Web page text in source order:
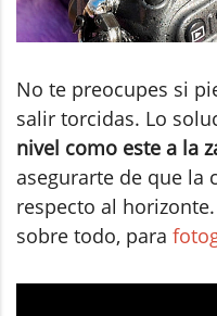
No te preocupes si
salir torcidas. Lo
nivel como este a la
asegurarte de que la
respecto al
sobre todo, para